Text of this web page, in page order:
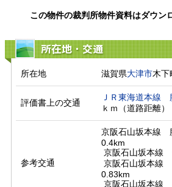
この物件の裁判所物件資料はダウン
所在地・交通
所在地 滋賀県大津市木下
評価書上の交通
ＪＲ東海道本線
ｋｍ（道路距離
参考交通
京阪石山坂本線
0.4km
0.83km